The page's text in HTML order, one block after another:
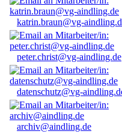
katrin.braun@vg-
peter.christ@vg-aindling.de
datenschutz@vg-
archiv@aindling.de